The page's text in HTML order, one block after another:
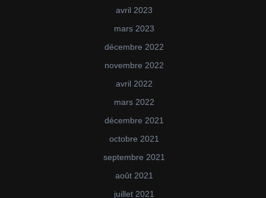
avril 2023
mars 2023
décembre 2022
novembre 2022
avril 2022
mars 2022
décembre 2021
octobre 2021
septembre 2021
août 2021
juillet 2021